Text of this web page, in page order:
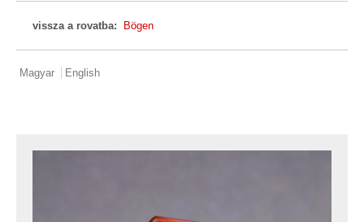
vissza a rovatba: Bögen
Magyar English